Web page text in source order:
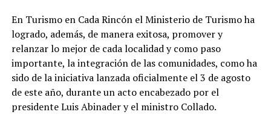
En Turismo en Cada Rincón el Ministerio de Turismo ha
logrado, además, de manera exitosa, promover y
relanzar lo mejor de cada localidad y como paso
importante, la integración de las comunidades, como ha
sido de la iniciativa lanzada oficialmente el 3 de agosto
de este año, durante un acto encabezado por el
presidente Luis Abinader y el ministro Collado.